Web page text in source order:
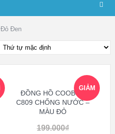
Đỏ Đen
GIẢM
ĐỒNG HỒ COOBOS
C809 CHỐNG NƯỚC –
MÀU ĐỎ
199.000₫